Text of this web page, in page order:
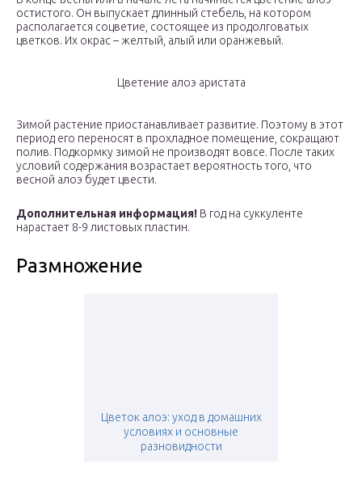
остистого. Он выпускает длинный стебель, на котором
располагается соцветие, состоящее из продолговатых
цветков. Их окрас – желтый, алый или оранжевый.
Цветение алоэ аристата
Зимой растение приостанавливает развитие. Поэтому в этот
период его переносят в прохладное помещение, сокращают
полив. Подкормку зимой не производят вовсе. После таких
условий содержания возрастает вероятность того, что
весной алоэ будет цвести.
Дополнительная информация! В год на суккуленте
нарастает 8-9 листовых пластин.
Размножение
Цветок алоэ: уход в домашних
условиях и основные
разновидности